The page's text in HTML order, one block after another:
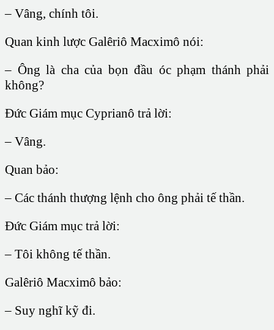
– Vâng, chính tôi.
Quan kinh lược Galêriô Macximô nói:
– Ông là cha của bọn đầu óc phạm thánh phải
không?
Đức Giám mục Cyprianô trả lời:
– Vâng.
Quan bảo:
– Các thánh thượng lệnh cho ông phải tế thần.
Đức Giám mục trả lời:
– Tôi không tế thần.
Galêriô Macximô bảo:
– Suy nghĩ kỹ đi.